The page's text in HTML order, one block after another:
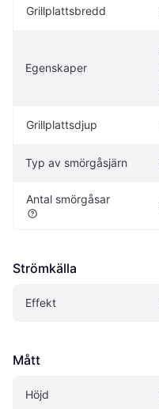
Grillplattsbredd
Egenskaper
Grillplattsdjup
Typ av smörgåsjärn
Antal smörgåsar
Strömkälla
Effekt
Mått
Höjd